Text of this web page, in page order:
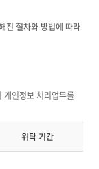
진 절차와 방법에 따라
개인정보 처리업무를
위탁 기간